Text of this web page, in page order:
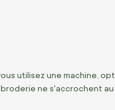
utilisez une machine,
ne s'accrochent au